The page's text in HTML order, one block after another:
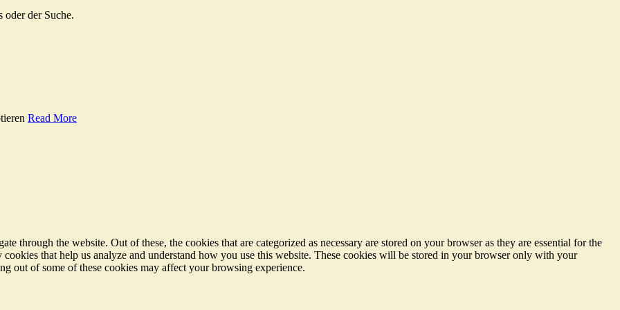
oder der Suche.
Read More
through the website. Out of these, the cookies that are categorized as necessary are stored on your browser as they are essential for the
that help us analyze and understand how you use this website. These cookies will be stored in your browser only with your
out of some of these cookies may affect your browsing experience.